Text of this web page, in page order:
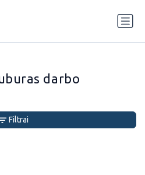
darbo
Filtrai